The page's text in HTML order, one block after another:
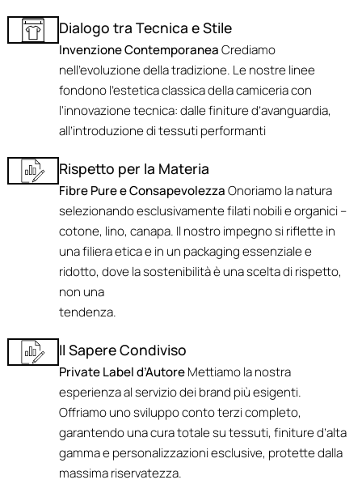
Dialogo tra Tecnica e Stile
Invenzione ContemporaneaCrediamo
nell'evoluzione della tradizione. Le nostre linee
fondono l’estetica classica della camiceria con
l'innovazione tecnica: dalle finiture d’avanguardia,
all’introduzione di tessuti performanti
Rispetto per la Materia
Fibre Pure e ConsapevolezzaOnoriamo la natura
selezionando esclusivamente filati nobili e organici –
cotone, lino, canapa. Il nostro impegno si riflette in
una filiera etica e in un packaging essenziale e
ridotto, dove la sostenibilità è una scelta di rispetto,
non una
tendenza.
Il Sapere Condiviso
Private Label d’AutoreMettiamo la nostra
esperienza al servizio dei brand più esigenti.
Offriamo uno sviluppo conto terzi completo,
garantendo una cura totale su tessuti, finiture d’alta
gamma e personalizzazioni esclusive, protette dalla
massima riservatezza.